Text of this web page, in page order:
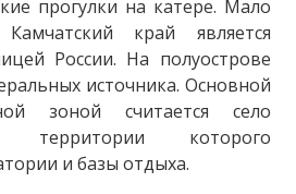
прогулки на катере. Мало
край является
России. На полуострове
источника. Основной
зоной считается село
территории которого
и базы отдыха.